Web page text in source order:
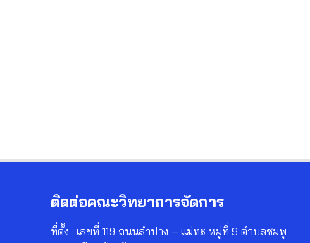
ติดต่อคณะวิทยาการจัดการ
ที่ตั้ง : เลขที่ 119 ถนนลำปาง – แม่ทะ หมู่ที่ 9 ตำบลชมพู